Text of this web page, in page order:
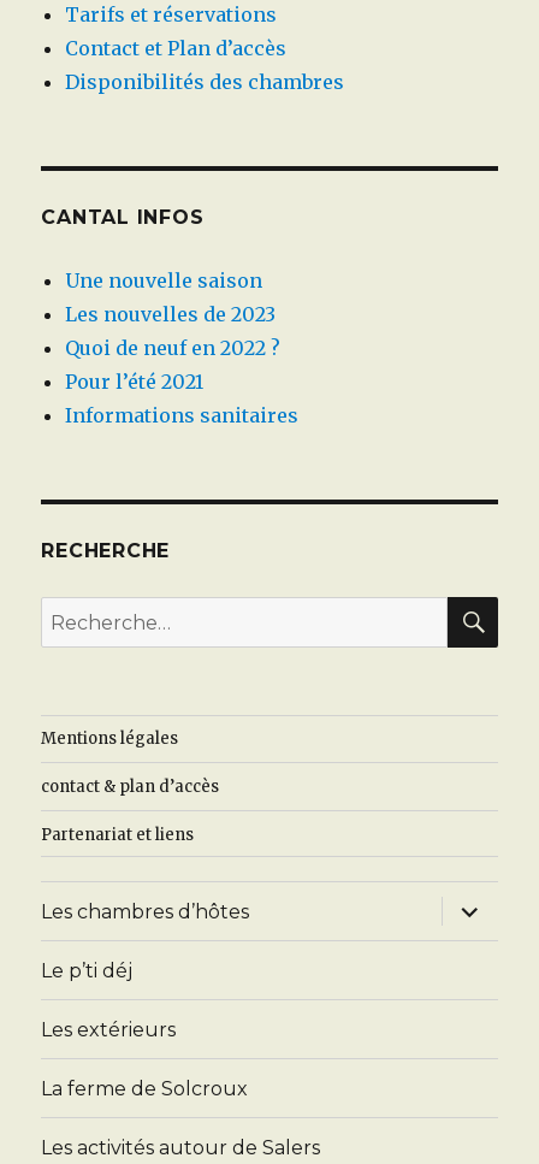
Tarifs et réservations
Contact et Plan d’accès
Disponibilités des chambres
CANTAL INFOS
Une nouvelle saison
Les nouvelles de 2023
Quoi de neuf en 2022 ?
Pour l’été 2021
Informations sanitaires
RECHERCHE
Recherche
pour
Mentions légales
contact & plan d’accès
Partenariat et liens
Les chambres d’hôtes
ouvrir
le
sous-
Le p’ti déj
Les extérieurs
La ferme de Solcroux
Les activités autour de Salers